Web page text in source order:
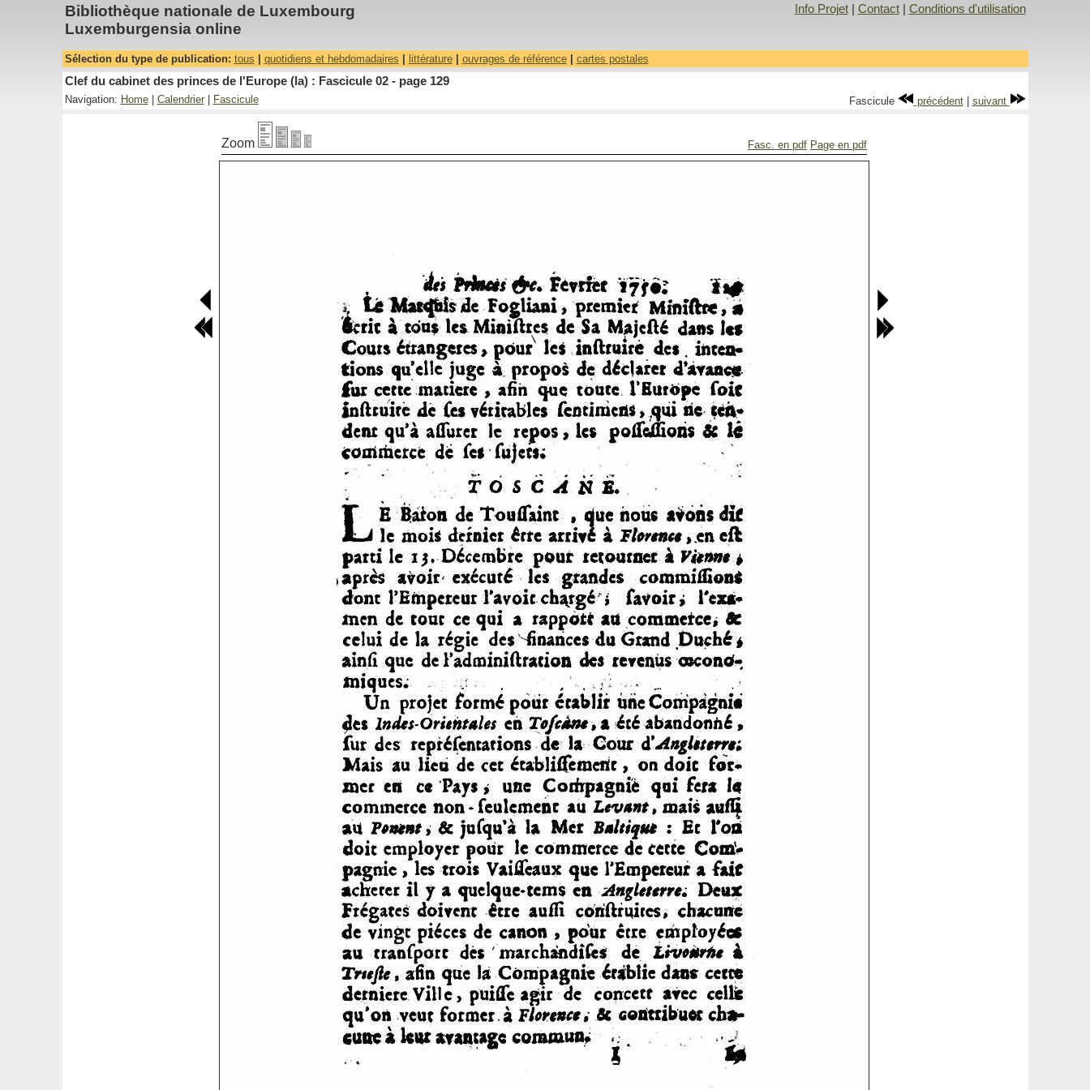
Bibliothèque nationale de Luxembourg
Luxemburgensia online
Info Projet| Contact| Conditions d'utilisation
Sélection du type de publication: tous quotidiens et hebdomadaires littérature| ouvrages de référence| cartes postales
Clef du cabinet des princes de l'Europe (la) : Fascicule 02 - page 129
Navigation: Home| Calendrier| Fascicule Fascicule précédent| suivant
Zoom Fasc. en pdf Page en pdf